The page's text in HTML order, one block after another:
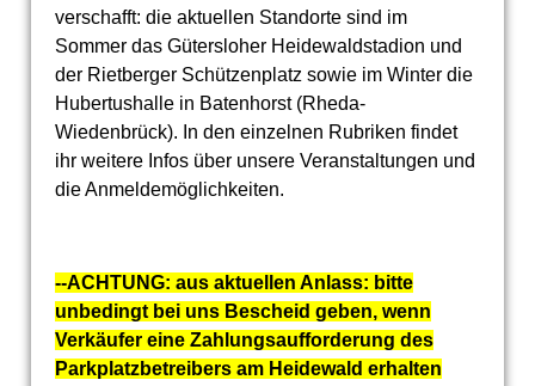
verschafft: die aktuellen Standorte sind im
Sommer das Gütersloher Heidewaldstadion und
der Rietberger Schützenplatz sowie im Winter die
Hubertushalle in Batenhorst (Rheda-
Wiedenbrück). In den einzelnen Rubriken findet
ihr weitere Infos über unsere Veranstaltungen und
die Anmeldemöglichkeiten.
--ACHTUNG: aus aktuellen Anlass: bitte
unbedingt bei uns Bescheid geben, wenn
Verkäufer eine Zahlungsaufforderung des
Parkplatzbetreibers am Heidewald erhalten